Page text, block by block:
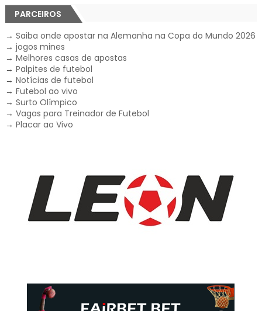
PARCEIROS
→ Saiba onde apostar na Alemanha na Copa do Mundo 2026
→ jogos mines
→ Melhores casas de apostas
→ Palpites de futebol
→ Notícias de futebol
→ Futebol ao vivo
→ Surto Olímpico
→ Vagas para Treinador de Futebol
→ Placar ao Vivo